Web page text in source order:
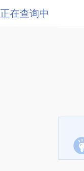
正在查询中